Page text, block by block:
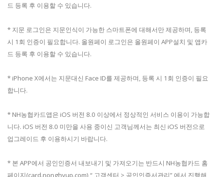
드 등록 후 이용할 수 있습니다.
* 지문 로그인은 지문인식이 가능한 스마트폰에 대해서만 제공하며, 등록
시 1회 인증이 필요합니다. 올원페이 로그인은 올원페이 APP설치 및 앱카
드 등록 후 이용할 수 있습니다.
* iPhone X에서는 지문대신 Face ID를 제공하며, 등록 시 1회 인증이 필요
합니다.
* NH농협카드앱은 iOS 버전 8.0 이상에서 정상적인 서비스 이용이 가능합
니다. iOS 버전 8.0 미만을 사용 중이신 고객님께서는 최신 iOS 버전으로
업그레이드 후 이용하시기 바랍니다.
* 본 APP에서 공인인증서 내보내기 및 가져오기는 반드시 NH농협카드 홈
페이지(card.nonghyup.com) “ 고객센터 > 공인인증서관리” 에서 진행해